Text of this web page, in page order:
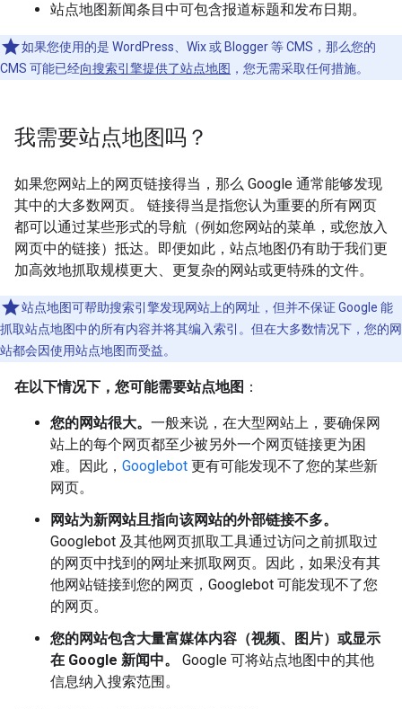
站点地图新闻条目中可包含报道标题和发布日期。
如果您使用的是 WordPress、Wix 或 Blogger 等 CMS，那么您的
CMS 可能已经向搜索引擎提供了站点地图 ，您无需采取任何措施。
我需要站点地图吗？
如果您网站上的网页链接得当，那么 Google 通常能够发现
其中的大多数网页。 链接得当是指您认为重要的所有网页
都可以通过某些形式的导航（例如您网站的菜单，或您放入
网页中的链接）抵达。即便如此，站点地图仍有助于我们更
加高效地抓取规模更大、更复杂的网站或更特殊的文件。
站点地图可帮助搜索引擎发现网站上的网址，但并不保证 Google 能
抓取站点地图中的所有内容并将其编入索引。但在大多数情况下，您的网
站都会因使用站点地图而受益。
在以下情况下，您可能需要站点地图 ：
您的网站很大。 一般来说，在大型网站上，要确保网
站上的每个网页都至少被另外一个网页链接更为困
难。因此， Googlebot 更有可能发现不了您的某些新
网页。
网站为新网站且指向该网站的外部链接不多。
Googlebot 及其他网页抓取工具通过访问之前抓取过
的网页中找到的网址来抓取网页。因此，如果没有其
他网站链接到您的网页，Googlebot 可能发现不了您
的网页。
您的网站包含大量富媒体内容（视频、图片）或显示
在 Google 新闻中。
Google 可将站点地图中的其他
信息纳入搜索范围。